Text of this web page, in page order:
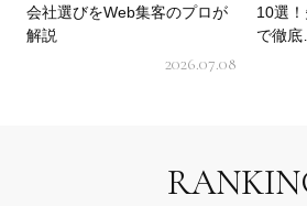
会社選びをWeb集客のプロが
解説
2026.07.08
10選
で徹